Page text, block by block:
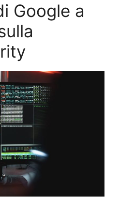
Google a